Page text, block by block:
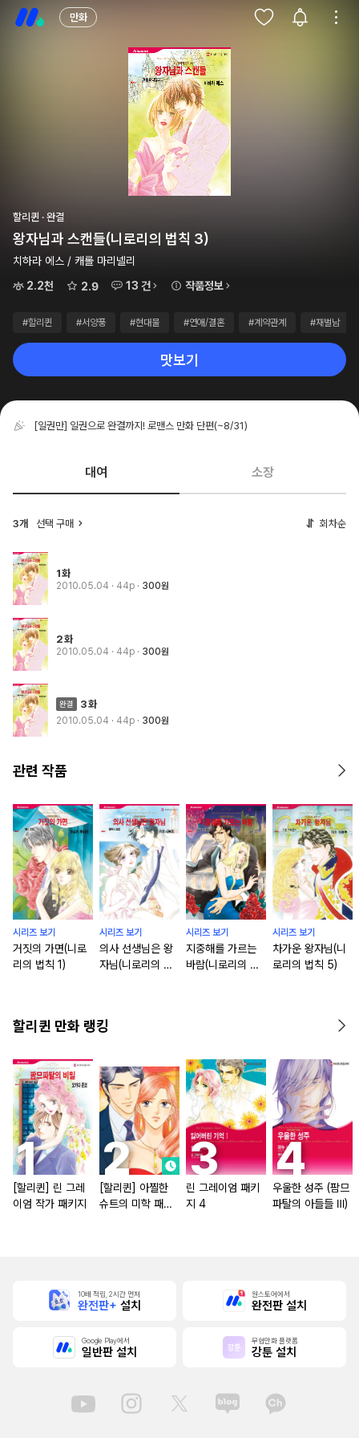
만화
할리퀸 · 완결
왕자님과 스캔들(니로리의 법칙 3)
치하라 에스 / 캐롤 마리넬리
2.2천
2.9 13 건 작품정보
#할리퀸 #서양풍 #현대물 #연애/결혼 #계약관계 #재벌남
맛보기
[일권만] 일권으로 완결까지! 로맨스 만화 단편(~8/31)
대여 소장
3개 선택 구매 회차순
1화
2010.05.04 · 44p 300원
2화
2010.05.04 · 44p 300원
3화
2010.05.04 · 44p 300원
관련 작품
시리즈 보기
거짓의 가면(니로
리의 법칙 1)
시리즈 보기
의사 선생님은 왕
자님(니로리의 법
시리즈 보기
지중해를 가르는
바람(니로리의 법
시리즈 보기
차가운 왕자님(니
로리의 법칙 5)
할리퀸 만화 랭킹
[할리퀸] 린 그레
이엄 작가 패키지
[할리퀸] 아찔한
슈트의 미학 패키
린 그레이엄 패키
지 4
우울한 성주 (팜므
파탈의 아들들 Ⅲ)
10배 적립, 2시간 먼저
완전판+ 설치
원스토어에서
완전판 설치
Google Play에서
일반판 설치
무협만화 플랫폼
강툰 설치